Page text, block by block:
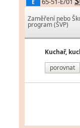
E
Zaměření nebo
program (ŠVP)
Kuchař,
porovnat